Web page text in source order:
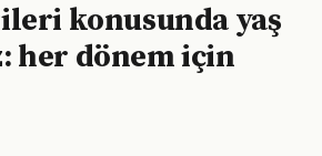
konusunda yaş
her dönem için